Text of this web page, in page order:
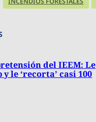
del IEEM: Le
le ‘recorta’ casi 100